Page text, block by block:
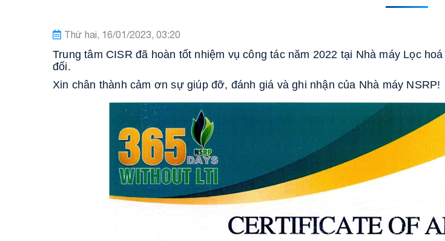
Thứ hai, 16/01/2023, 03:20
Trung tâm CISR đã hoàn tốt nhiệm vụ công tác năm 2022 tại Nhà máy Lọc
đối.
Xin chân thành cảm ơn sự giúp đỡ, đánh giá và ghi nhận của Nhà máy NSRP!